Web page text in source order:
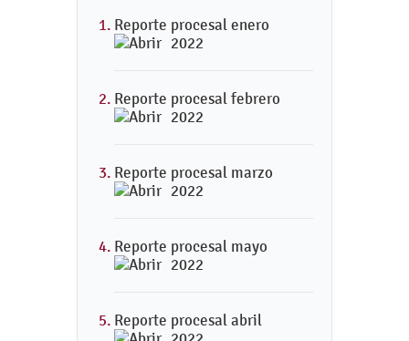
Reporte procesal enero
2022
Reporte procesal febrero
2022
Reporte procesal marzo
2022
Reporte procesal mayo
2022
Reporte procesal abril